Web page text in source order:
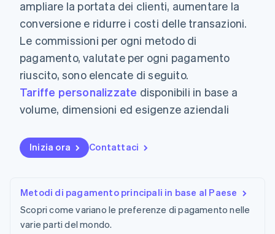
utente
flessibile
Metodi di
pagamento
Accesso a
oltre 125
Terminal
Pagamenti di
persona
Authorization
Boost
Accettazione
Link
Pagamento
Conti finanziari
collegati
Automazione
della contabilità
Stripe Sigma
Report
personalizzati
Data Pipeline
Sincronizzazione
dei dati
Gestione del denaro
Piattaforme
SaaS
Per settore
Aziende di IA
Creator economy
tempo libero
Organizzazioni non
profit
Servizi professionali
Pubblica
Gestire gli
abbonamenti
Offrire addebiti in base
all'utilizzo
Emettere carte
garantite da stablecoin
Esegui il provisioning e
gestisci i servizi con gli
agenti
Esempi di codice
Blog per sviluppatori
Stato dell'API
Roadmap del prodotto
Conferenza annuale
Sessions
Sala stampa
Stripe Press
Contattaci
Diventa nostro partner
ampliare la portata dei clienti, aumentare la
conversione e ridurre i costi delle transazioni.
Le commissioni per ogni metodo di
pagamento, valutate per ogni pagamento
riuscito, sono elencate di seguito.
Tariffe personalizzate disponibili in base a
volume, dimensioni ed esigenze aziendali
Inizia ora Contattaci
Metodi di pagamento principali in base al Paese
Scopri come variano le preferenze di pagamento nelle
varie parti del mondo.